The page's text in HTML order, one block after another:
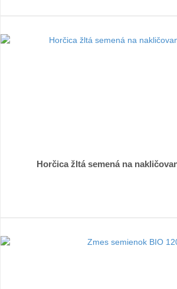
Horčica žltá semená na